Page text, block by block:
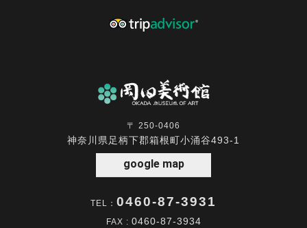
〒 250-0406
神奈川県足柄下郡箱根町小涌谷493-1
google map
TEL： 0460-87-3931
FAX : 0460-87-3934